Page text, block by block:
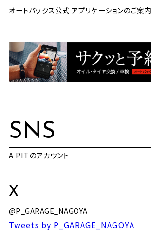
オートバックス公式 アプリケーションのご案内
SNS
A PITのアカウント
X
@P_GARAGE_NAGOYA
Tweets by P_GARAGE_NAGOYA